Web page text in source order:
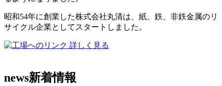
昭和54年に創業した株式会社丸清は、紙、鉄、非鉄金属のリ
サイクル企業としてスタートしました。
詳しく見る
news新着情報